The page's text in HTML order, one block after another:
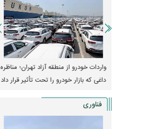
واردات خودرو از منطقه آزاد تهران؛ مناظره
داغی که بازار خودرو را تحت تأثیر قرار داد
فناوری